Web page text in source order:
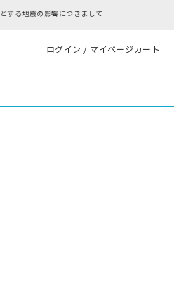
ログイン / マイページカート